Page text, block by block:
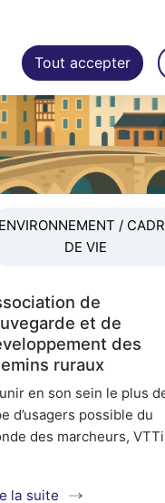
Tout accepter
ENVIRONNEMENT /
DE VIE
de
et de
des
ruraux
en son sein le plus
d’usagers possible du
des marcheurs,
la suite